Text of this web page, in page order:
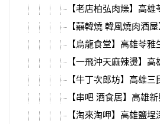
【老店柏弘肉燥】高
【囍韓燒 韓風燒肉酒
【烏龍食堂】高雄苓
【一飛沖天麻辣燙】
【牛丁次郎坊】高雄
【串吧 酒食居】高雄
【淘來淘呷】高雄鹽